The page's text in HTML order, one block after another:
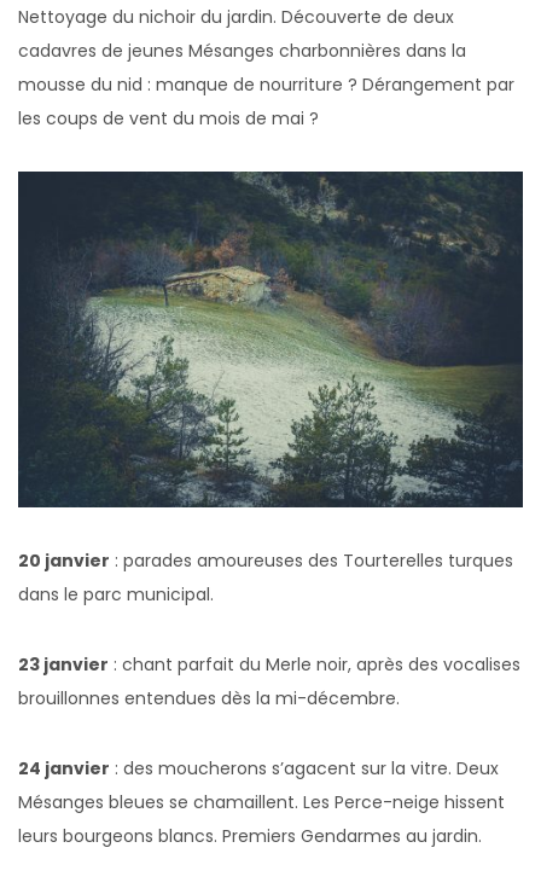
Nettoyage du nichoir du jardin. Découverte de deux
cadavres de jeunes Mésanges charbonnières dans la
mousse du nid : manque de nourriture ? Dérangement par
les coups de vent du mois de mai ?
20 janvier : parades amoureuses des Tourterelles turques
dans le parc municipal.
23 janvier : chant parfait du Merle noir, après des vocalises
brouillonnes entendues dès la mi-décembre.
24 janvier : des moucherons s’agacent sur la vitre. Deux
Mésanges bleues se chamaillent. Les Perce-neige hissent
leurs bourgeons blancs. Premiers Gendarmes au jardin.